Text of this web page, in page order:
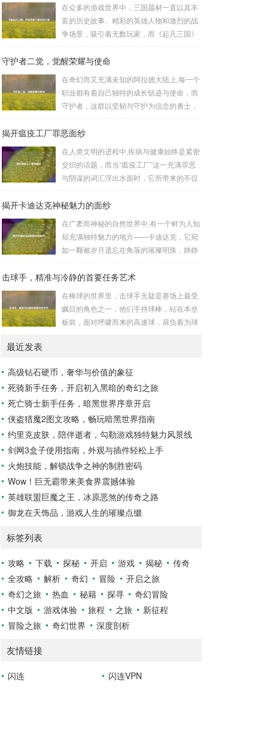
在众多的游戏世界中，三国题材一直以其丰
富的历史故事、精彩的英雄人物和激烈的战
争场景，吸引着无数玩家，而《起凡三国》
氛围，成为了许多三国游戏爱好者的心头
三国下载,开启一段热血的三国对战之旅。
《起凡三国》为玩家们构建了一个充满激情
与挑战的三国战场，你可以化身为三国时期
的诸葛亮、忠义双全的关羽等，率领自己的
军队在战场上冲锋陷阵、排兵布阵，游戏中
的每一场战斗都充满了变...
守护者二觉，觉醒荣耀与使命
在奇幻而又充满未知的阿拉德大陆上,每一个
职业都有着自己独特的成长轨迹与使命，而
守护者，这群以坚韧与守护为信念的勇士，
至关重要的二次觉醒，绽放出了更为耀眼的
起，便肩负着守护的重任，他们身躯魁梧，
手持巨盾，宛如一道不可逾越的城墙，为队
友们遮风挡雨，抵御着来自各方的邪恶势
意志，在一次次战斗中积累着经验，不断成
长，无论是在阴森恐怖的地下墓穴，还是在
战火纷飞的前线战场，守...
揭开瘟疫工厂罪恶面纱
在人类文明的进程中,疾病与健康始终是紧密
交织的话题，而当“瘟疫工厂”这一充满罪恶
与阴谋的词汇浮出水面时，它所带来的不仅
知和国际秩序的严重挑战。 “瘟疫工厂”并非
的势力为了实现其不可告人的目的，秘密设
立的进行生物武器研发和试验的地方，这些
所谓的“工厂”，披着科学研究的外衣，实则
看,生物武器的使用曾经给人类带来过惨痛的
教训，在战争时期，某些国家就曾利用细
菌、病毒...
揭开卡迪达克神秘魅力的面纱
在广袤而神秘的自然世界中,有一个鲜为人知
却充满独特魅力的地方——卡迪达克，它宛
如一颗被岁月遗忘在角落的璀璨明珠，静静
索者去揭开它那神秘的面纱。 卡迪达克位于
貌，高耸入云的山脉连绵起伏，像是大自然
用巨手堆砌而成的巍峨屏障，山峰上终年积
雪不化，在阳光的照耀下闪耀着刺眼的银
树木种类繁多，高大的乔木遮天蔽日，阳光
只能透过枝叶的缝隙...
击球手，精准与冷静的首要任务艺术
在棒球的世界里，击球手无疑是赛场上最受
瞩目的角色之一，他们手持球棒，站在本垒
板前，面对呼啸而来的高速球，肩负着为球
心技能，棒球比赛中，投手投出的球速度、
轨迹各不相同，有快速直球、变化莫测的曲
线球，还有刁钻的滑球，击球手需要在极短
的时间内，准确判断球的速度、方向和落
击球手具备出色的视力和反应能力,更需要大
量的训练来培养对球...
最近发表
高级钻石硬币，奢华与价值的象征
死骑新手任务，开启初入黑暗的奇幻之旅
死亡骑士新手任务，暗黑世界序章开启
侠盗猎魔2图文攻略，畅玩暗黑世界指南
约里克皮肤，陪伴逝者，勾勒游戏独特魅力风景线
剑网3盒子使用指南，外观与插件轻松上手
火炮技能，解锁战争之神的制胜密码
Wow！巨无霸带来美食界震撼体验
英雄联盟巨魔之王，冰原恶煞的传奇之路
御龙在天饰品，游戏人生的璀璨点缀
标签列表
攻略 下载 探秘 开启 游戏 揭秘
传奇
全攻略
解析 奇幻 冒险
开启之旅
奇幻之旅
热血 秘籍 探寻
奇幻冒险
中文版
游戏体验 旅程 之旅
新征程
冒险之旅
奇幻世界 深度剖析
友情链接
闪连 闪连VPN